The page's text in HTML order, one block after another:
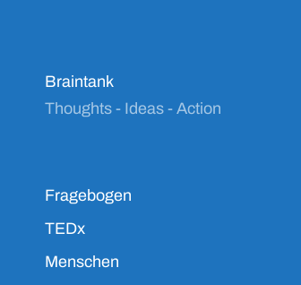
Braintank
Thoughts - Ideas - Action
Fragebogen
TEDx
Menschen